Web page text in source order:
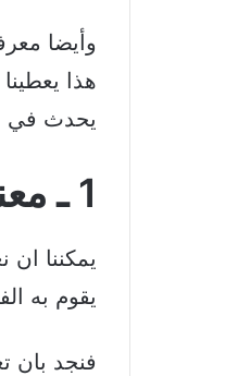
وأيضا
هذا
يحدث في
1 ـ معنى الشخصية:
يمكننا ان
يقوم به
فنجد بان